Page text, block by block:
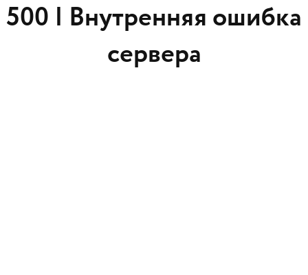
500 | Внутренняя ошибка
сервера